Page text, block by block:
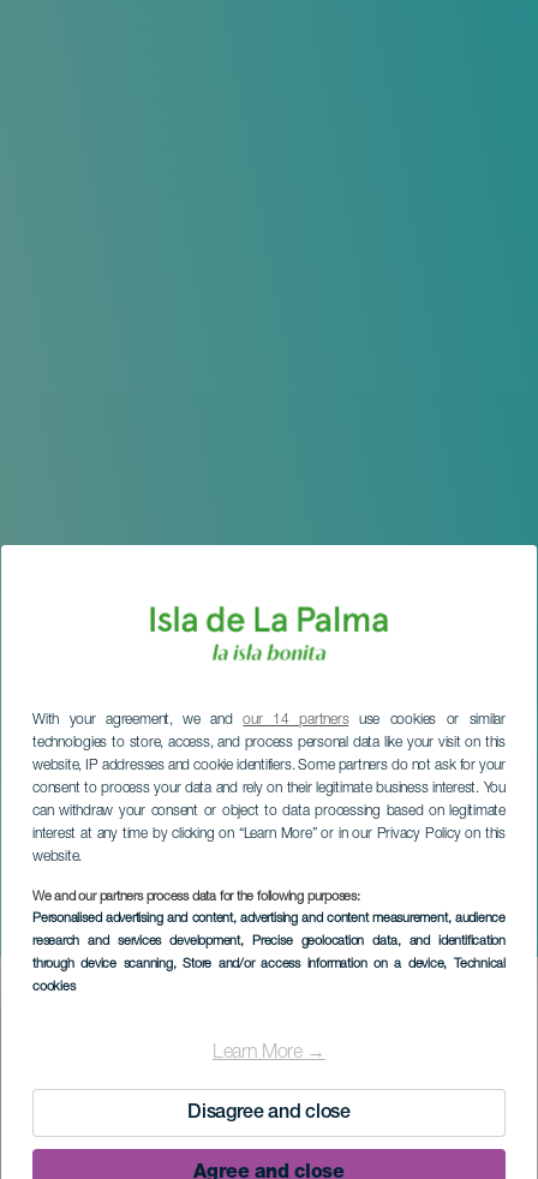
With your agreement, we andour 14 partnersuse cookies or similar
technologies to store, access, and process personal data like your visit on this
website, IP addresses and cookie identifiers. Some partners do not ask for your
consent to process your data and rely on their legitimate business interest. You
can withdraw your consent or object to data processing based on legitimate
interest at any time by clicking on “Learn More” or in our Privacy Policy on this
website.
We and our partners process data for the following purposes:
Personalised advertising and content, advertising and content measurement, audience
research and services development, Precise geolocation data, and identification
through device scanning, Store and/or access information on a device, Technical
cookies
Learn More →
Disagree and close
Agree and close
Origanika
LA PALMA
Imagen